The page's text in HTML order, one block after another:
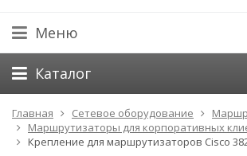
Меню
Каталог
Главная Сетевое оборудование
Маршрутизаторы для корпоративных
Крепление для маршрутизаторов Cisco